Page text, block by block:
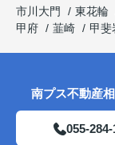
市川大門
東花輪
甲府
韮崎 甲斐
南プス不動産
055-284-